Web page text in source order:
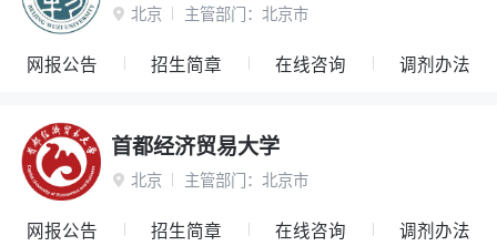
 北京 主管部门： 北京市
网报公告 招生简章 在线咨询 调剂办法
首都经济贸易大学
 北京 主管部门： 北京市
网报公告 招生简章 在线咨询 调剂办法